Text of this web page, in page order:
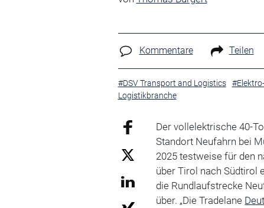
Kommentare Teilen
#DSV Transport and Logistics
Logistikbranche
Der vollelektrische 40-
Standort Neufahrn bei
2025 testweise für den
über Tirol nach Südtirol
die Rundlaufstrecke
über. „Die Tradelane